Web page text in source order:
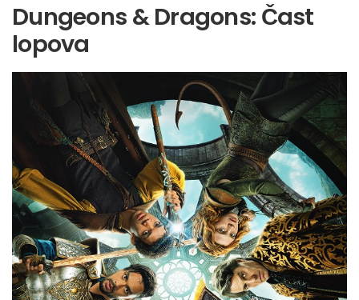
Dungeons & Dragons: Čast
lopova